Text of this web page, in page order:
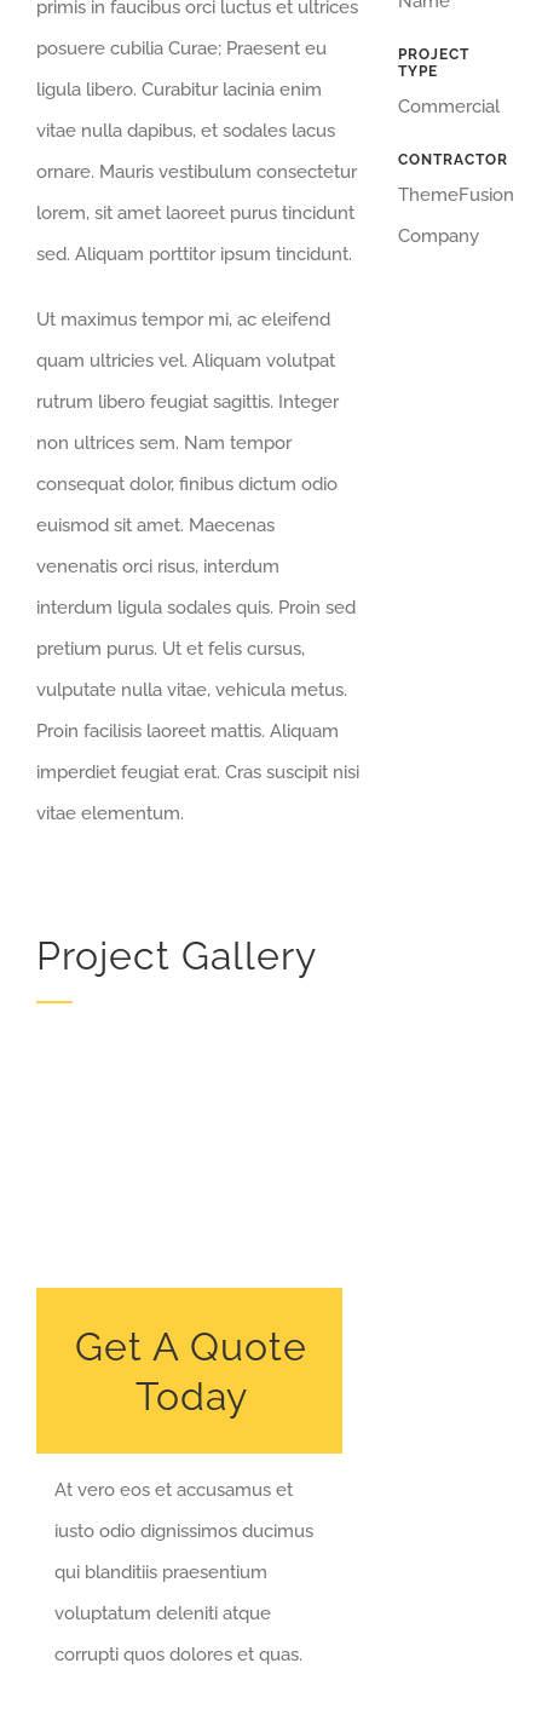
primis in faucibus orci luctus et ultrices
posuere cubilia Curae; Praesent eu
ligula libero. Curabitur lacinia enim
vitae nulla dapibus, et sodales lacus
ornare. Mauris vestibulum consectetur
lorem, sit amet laoreet purus tincidunt
sed. Aliquam porttitor ipsum tincidunt.
Ut maximus tempor mi, ac eleifend
quam ultricies vel. Aliquam volutpat
rutrum libero feugiat sagittis. Integer
non ultrices sem. Nam tempor
consequat dolor, finibus dictum odio
euismod sit amet. Maecenas
venenatis orci risus, interdum
interdum ligula sodales quis. Proin sed
pretium purus. Ut et felis cursus,
vulputate nulla vitae, vehicula metus.
Proin facilisis laoreet mattis. Aliquam
imperdiet feugiat erat. Cras suscipit nisi
vitae elementum.
PROJECT
TYPE
Commercial
CONTRACTOR
ThemeFusion
Company
Project Gallery
Get A Quote
Today
At vero eos et accusamus et
iusto odio dignissimos ducimus
qui blanditiis praesentium
voluptatum deleniti atque
corrupti quos dolores et quas.